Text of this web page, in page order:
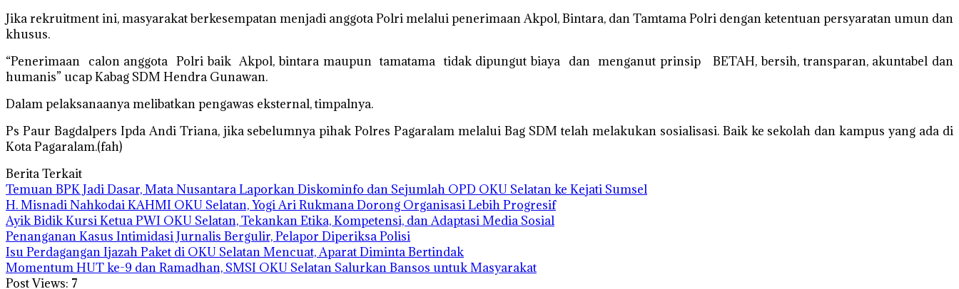
Jika rekruitment ini, masyarakat berkesempatan menjadi anggota Polri melalui penerimaan Akpol, Bintara, dan Tamtama Polri dengan ketentuan persyaratan umun dan
khusus.
“Penerimaan calon anggota Polri baik Akpol, bintara maupun tamatama tidak dipungut biaya dan menganut prinsip BETAH, bersih, transparan, akuntabel dan
humanis” ucap Kabag SDM Hendra Gunawan.
Dalam pelaksanaanya melibatkan pengawas eksternal, timpalnya.
Ps Paur Bagdalpers Ipda Andi Triana, jika sebelumnya pihak Polres Pagaralam melalui Bag SDM telah melakukan sosialisasi. Baik ke sekolah dan kampus yang ada di
Kota Pagaralam.(fah)
Berita Terkait
Temuan BPK Jadi Dasar, Mata Nusantara Laporkan Diskominfo dan Sejumlah OPD OKU Selatan ke Kejati Sumsel
H. Misnadi Nahkodai KAHMI OKU Selatan, Yogi Ari Rukmana Dorong Organisasi Lebih Progresif
Ayik Bidik Kursi Ketua PWI OKU Selatan, Tekankan Etika, Kompetensi, dan Adaptasi Media Sosial
Penanganan Kasus Intimidasi Jurnalis Bergulir, Pelapor Diperiksa Polisi
Isu Perdagangan Ijazah Paket di OKU Selatan Mencuat, Aparat Diminta Bertindak
Momentum HUT ke-9 dan Ramadhan, SMSI OKU Selatan Salurkan Bansos untuk Masyarakat
Post Views: 7